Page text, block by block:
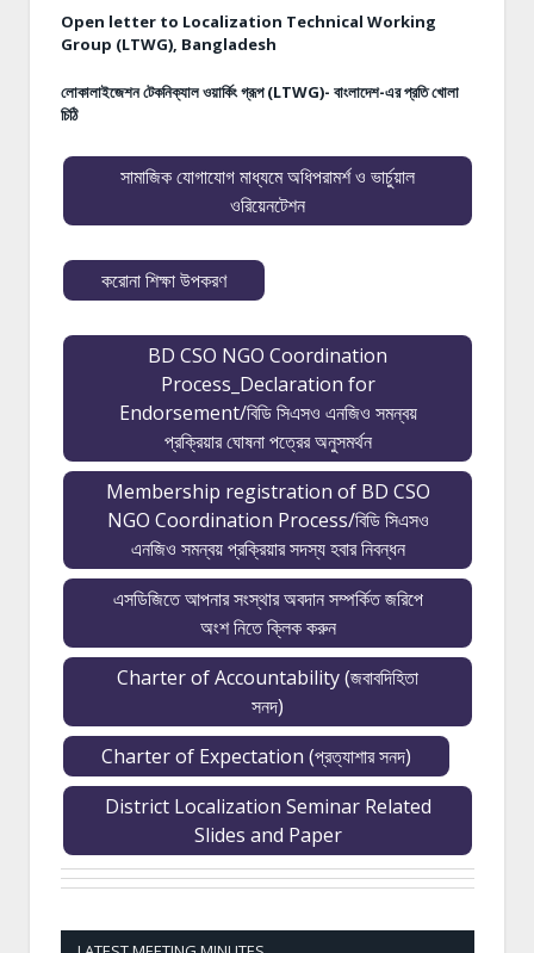
Open letter to Localization Technical Working
Group (LTWG), Bangladesh
লোকালাইজেশন টেকনিক্যাল ওয়ার্কিং গ্রূপ (LTWG)- বাংলাদেশ-এর প্রতি খোলা
চিঠি
সামাজিক যোগাযোগ মাধ্যমে অধিপরামর্শ ও ভার্চুয়াল
ওরিয়েনটেশন
করোনা শিক্ষা উপকরণ
BD CSO NGO Coordination
Process_Declaration for
Endorsement/বিডি সিএসও এনজিও সমন্বয়
প্রক্রিয়ার ঘোষনা পত্রের অনুসমর্থন
Membership registration of BD CSO
NGO Coordination Process/বিডি সিএসও
এনজিও সমন্বয় প্রক্রিয়ার সদস্য হবার নিবন্ধন
এসডিজিতে আপনার সংস্থার অবদান সম্পর্কিত জরিপে
অংশ নিতে ক্লিক করুন
Charter of Accountability (জবাবদিহিতা
সনদ)
Charter of Expectation (প্রত্যাশার সনদ)
District Localization Seminar Related
Slides and Paper